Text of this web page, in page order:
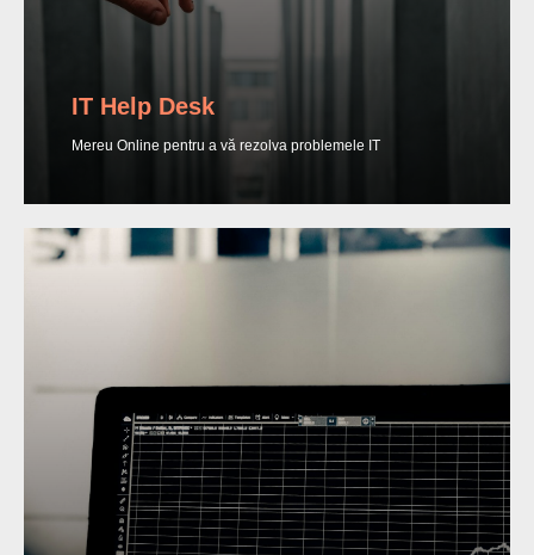
IT Help Desk
Mereu Online pentru a vă rezolva problemele IT